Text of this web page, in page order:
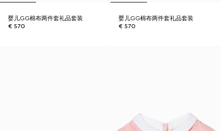
婴儿GG棉布两件套礼品套装
€ 570
婴儿GG棉布两件套礼品套装
€ 570